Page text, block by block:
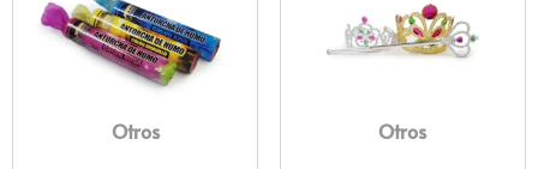
Otros Otros